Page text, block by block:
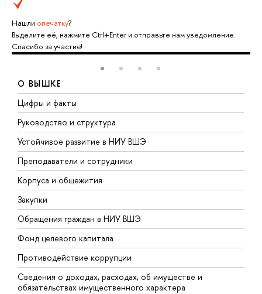
Нашли опечатку?
Выделите её, нажмите Ctrl+Enter и отправьте нам уведомление.
Спасибо за участие!
О ВЫШКЕ
Цифры и факты
Руководство и структура
Устойчивое развитие в НИУ ВШЭ
Преподаватели и сотрудники
Корпуса и общежития
Закупки
Обращения граждан в НИУ ВШЭ
Фонд целевого капитала
Противодействие коррупции
Сведения о доходах, расходах, об имуществе и
обязательствах имущественного характера